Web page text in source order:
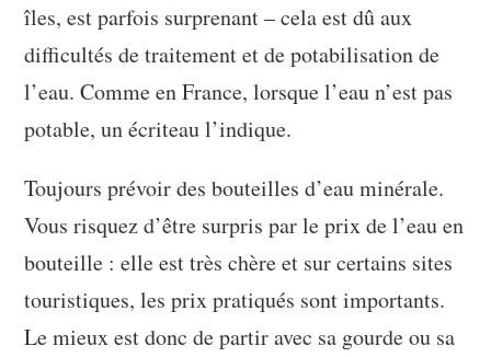
îles, est parfois surprenant – cela est dû aux
difficultés de traitement et de potabilisation de
l’eau. Comme en France, lorsque l’eau n’est pas
potable, un écriteau l’indique.
Toujours prévoir des bouteilles d’eau minérale.
Vous risquez d’être surpris par le prix de l’eau en
bouteille : elle est très chère et sur certains sites
touristiques, les prix pratiqués sont importants.
Le mieux est donc de partir avec sa gourde ou sa